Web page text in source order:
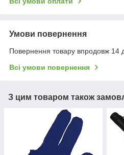
Умови повернення
Повернення товару впродовж 14
Всі умови повернення
З цим товаром також